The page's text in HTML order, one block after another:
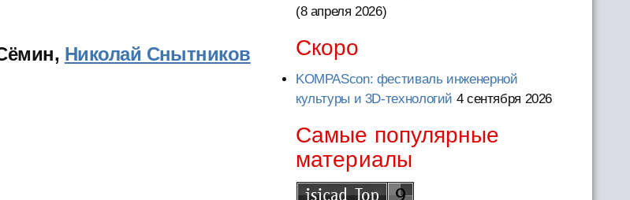
Николай Снытников
(8 апреля 2026)
Скоро
KOMPAScon: фестиваль инженерной
культуры и 3D-технологий 4 сентября 2026
Самые популярные
материалы